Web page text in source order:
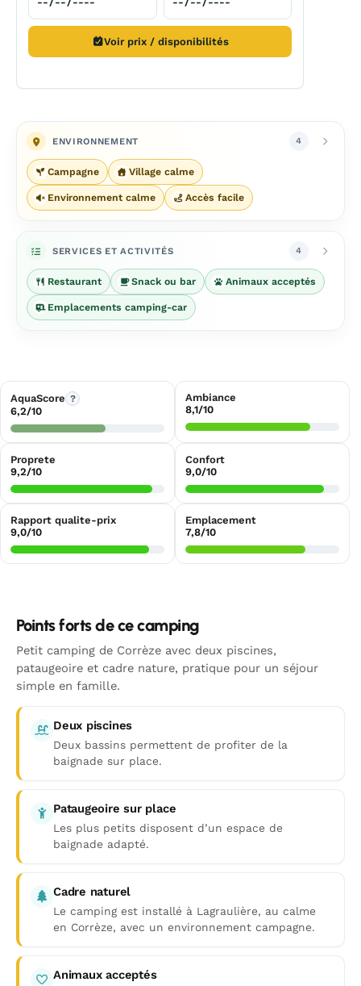
Voir prix / disponibilités
ENVIRONNEMENT 4
Campagne Village calme
Environnement calme Accès facile
SERVICES ET ACTIVITÉS 4
Restaurant Snack ou bar Animaux acceptés
Emplacements camping-car
AquaScore ?
6,2/10
Ambiance
8,1/10
Proprete
9,2/10
Confort
9,0/10
Rapport qualite-prix
9,0/10
Emplacement
7,8/10
Points forts de ce camping
Petit camping de Corrèze avec deux piscines,
pataugeoire et cadre nature, pratique pour un séjour
simple en famille.
Deux piscines
Deux bassins permettent de profiter de la
baignade sur place.
Pataugeoire sur place
Les plus petits disposent d’un espace de
baignade adapté.
Cadre naturel
Le camping est installé à Lagraulière, au calme
en Corrèze, avec un environnement campagne.
Animaux acceptés